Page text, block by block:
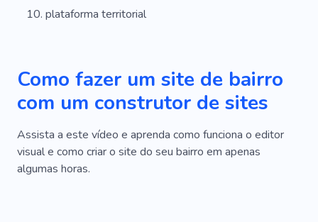
plataforma territorial
Como fazer um site de bairro
com um construtor de sites
Assista a este vídeo e aprenda como funciona o editor
visual e como criar o site do seu bairro em apenas
algumas horas.